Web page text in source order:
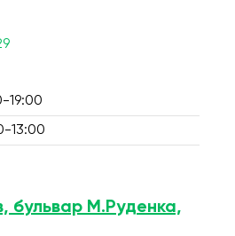
19:00
13:00
бульвар М.Руденка,